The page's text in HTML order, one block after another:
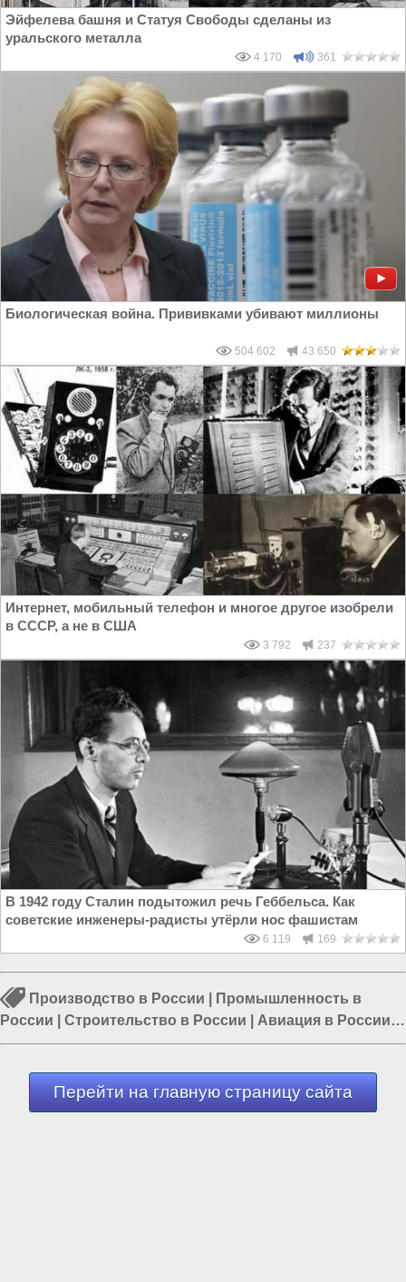
Эйфелева башня и Статуя Свободы сделаны из
уральского металла
4 170 361
Биологическая война. Прививками убивают миллионы
504 602 43 650
Интернет, мобильный телефон и многое другое изобрели
в СССР, а не в США
3 792 237
В 1942 году Сталин подытожил речь Геббельса. Как
советские инженеры-радисты утёрли нос фашистам
6 119 169
Производство в России
Промышленность в
России
Строительство в России Авиация в России|
Перевооружение армии России|Россия и Евразия|
Перейти на главную страницу сайта